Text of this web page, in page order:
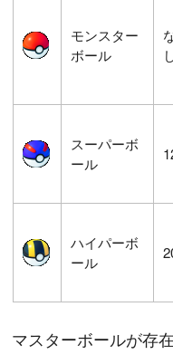
モンスター
ボール
スーパーボ
ール
ハイパーボ
ール
マスターボールが存